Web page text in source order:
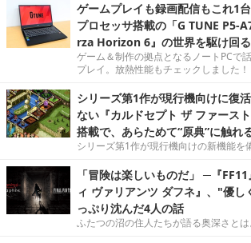
ゲームプレイも録画配信もこれ1
プロセッサ搭載の「G TUNE P5-
rza Horizon 6』の世界を駆け回る
ゲーム＆制作の拠点となるノートPCで
プレイ。放熱性能もチェックしました！
シリーズ第1作が現行機向けに復
ない『カルドセプト ザ ファース
搭載で、あらためて“原典”に触れ
シリーズ第1作が現行機向けの新機能を
「冒険は楽しいものだ」 ─『
ィ ヴァリアンツ ダフネ』、"優し
っぷり沈んだ4人の話
ふたつの沼の住人たちが語る奥深さとは